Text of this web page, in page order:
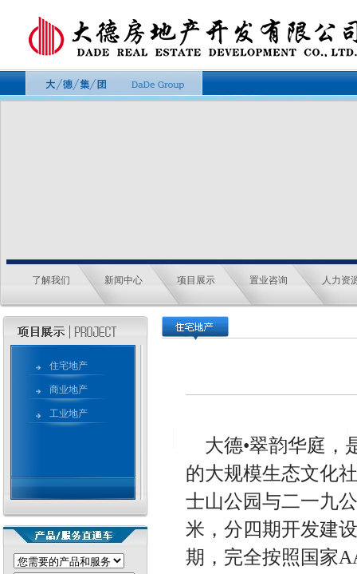
了解我们 新闻中心 项目展示 置业咨询 人力资
住宅地产
商业地产
工业地产
大德•翠韵华庭，
的大规模生态文化
士山公园与二一九
米，分四期开发建
期，完全按照国家